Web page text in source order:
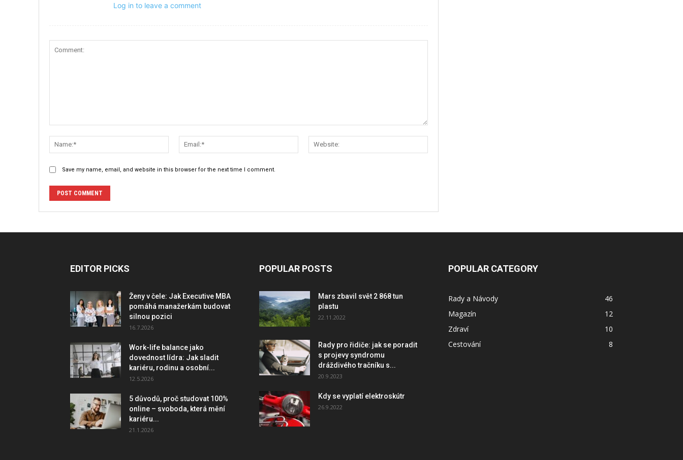
Log in to leave a comment
Save my name, email, and website in this browser for the next time I comment.
EDITOR PICKS
Ženy v čele: Jak Executive MBA
pomáhá manažerkám budovat
silnou pozici
16.7.2026
Work-life balance jako
dovednost lídra: Jak sladit
kariéru, rodinu a osobní...
12.5.2026
5 důvodů, proč studovat 100%
online – svoboda, která mění
kariéru...
21.1.2026
POPULAR POSTS
Mars zbavil svět 2 868 tun
plastu
22.11.2022
Rady pro řidiče: jak se poradit
s projevy syndromu
dráždivého tračníku s...
20.9.2023
Kdy se vyplatí elektroskútr
26.9.2022
POPULAR CATEGORY
Rady a Návody
46
Magazín
12
Zdraví
10
Cestování
8